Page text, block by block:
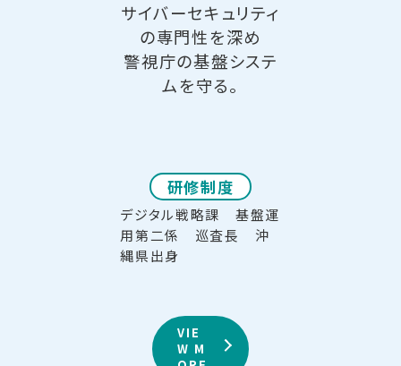
サイバーセキュリティ
の専門性を深め
警視庁の基盤システ
ムを守る。
研修制度
デジタル戦略課 基盤運
用第二係 巡査長 沖
縄県出身
VIE
W M